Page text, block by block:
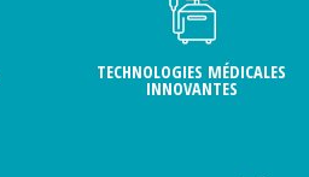
TECHNOLOGIES MÉDICALES
INNOVANTES